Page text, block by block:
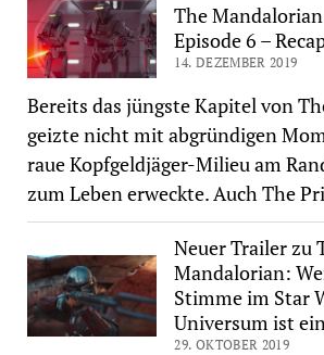
The Mandalorian
Episode 6 –
14. DEZEMBER 2019
Bereits das jüngste Kapitel von
geizte nicht mit abgründigen
raue Kopfgeldjäger-Milieu am
zum Leben erweckte. Auch The
Neuer Trailer zu
Mandalorian:
Stimme im Star
Universum ist
29. OKTOBER 2019